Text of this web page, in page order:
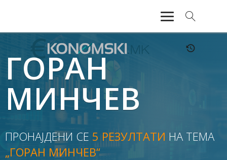
АКТУЕЛНО
ЕКОНОМИЈА
ФИНАНСИИ
БАНКАРСТВО
ЖИВОТ
ГОРАН
МИНЧЕВ
ПРОНАЈДЕНИ СЕ 5 РЕЗУЛТАТИ НА ТЕМА
„ГОРАН МИНЧЕВ“